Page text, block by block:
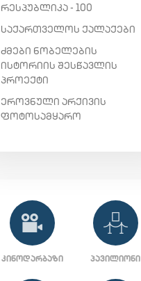
ᲠᲔᲡᲞᲣᲑᲚᲘᲙᲐ - 100
ᲡᲐᲥᲐᲠᲗᲕᲔᲚᲝᲡ ᲥᲐᲚᲐᲥᲔᲑᲘ
ᲫᲛᲔᲑᲘ ᲜᲝᲑᲔᲚᲔᲑᲘᲡ
ᲘᲡᲢᲝᲠᲘᲘᲡ ᲨᲔᲡᲬᲐᲕᲚᲘᲡ
ᲞᲠᲝᲔᲥᲢᲘ
ᲔᲠᲝᲕᲜᲣᲚᲘ ᲐᲠᲥᲘᲕᲘᲡ
ᲤᲝᲢᲝᲡᲐᲛᲧᲐᲠᲝ
ᲙᲘᲜᲝᲓᲐᲠᲑᲐᲖᲘ ᲞᲐᲕᲘᲚᲘᲝᲜᲘ